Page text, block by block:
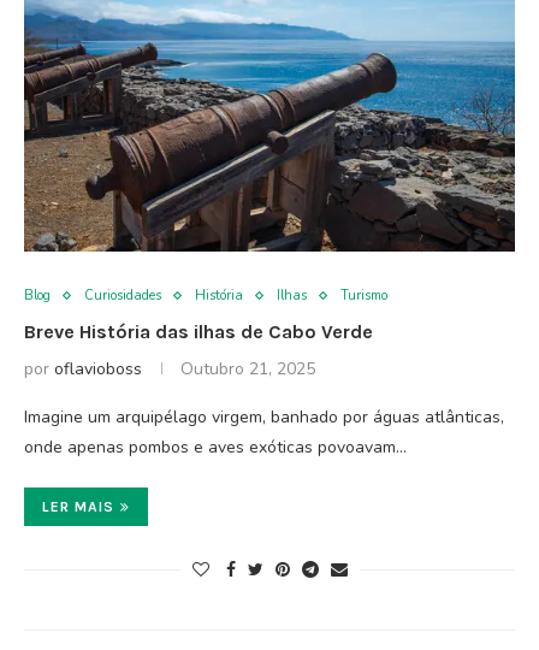
Blog Curiosidades História Ilhas Turismo
Breve História das ilhas de Cabo Verde
por oflavioboss Outubro 21, 2025
Imagine um arquipélago virgem, banhado por águas atlânticas,
onde apenas pombos e aves exóticas povoavam…
LER MAIS